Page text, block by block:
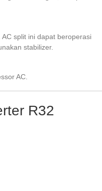
split ini dapat beroperasi
stabilizer.
AC.
R32